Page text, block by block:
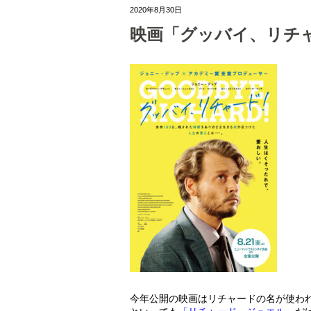
2020年8月30日
映画「グッバイ、リチ
今年公開の映画はリチャードの名が使わ